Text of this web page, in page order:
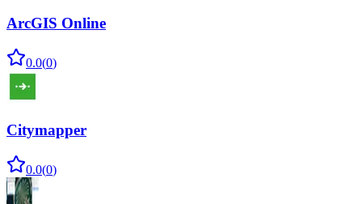
ArcGIS Online
0.0(0)
Citymapper
0.0(0)